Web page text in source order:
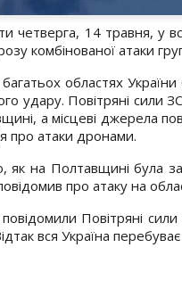
четверга, 14 травня, у
комбінованої атаки
областях
удару. Повітряні сили
а місцеві джерела
про атаки дронами.
як на Полтавщині була
про атаку на
Повітряні
вся Україна